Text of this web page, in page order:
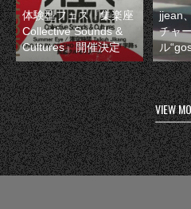
体験型フェス『集楽座
Collective Sounds &
Cultures』開催決定
jjean
チャ
ル
VIEW